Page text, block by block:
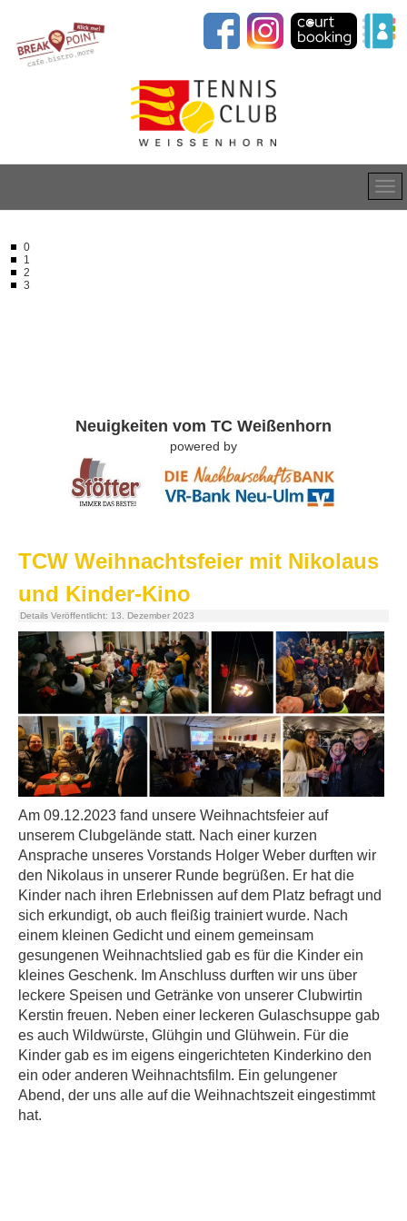
0
1
2
3
Neuigkeiten vom TC Weißenhorn
powered by
TCW Weihnachtsfeier mit Nikolaus
und Kinder-Kino
Details Veröffentlicht: 13. Dezember 2023
Am 09.12.2023 fand unsere Weihnachtsfeier auf
unserem Clubgelände statt. Nach einer kurzen
Ansprache unseres Vorstands Holger Weber durften wir
den Nikolaus in unserer Runde begrüßen. Er hat die
Kinder nach ihren Erlebnissen auf dem Platz befragt und
sich erkundigt, ob auch fleißig trainiert wurde. Nach
einem kleinen Gedicht und einem gemeinsam
gesungenen Weihnachtslied gab es für die Kinder ein
kleines Geschenk. Im Anschluss durften wir uns über
leckere Speisen und Getränke von unserer Clubwirtin
Kerstin freuen. Neben einer leckeren Gulaschsuppe gab
es auch Wildwürste, Glühgin und Glühwein. Für die
Kinder gab es im eigens eingerichteten Kinderkino den
ein oder anderen Weihnachtsfilm. Ein gelungener
Abend, der uns alle auf die Weihnachtszeit eingestimmt
hat.